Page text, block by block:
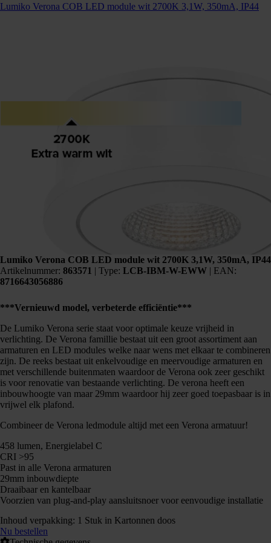
Lumiko Verona COB LED module wit 2700K 3,1W, 350mA, IP44
Lumiko Verona COB LED module wit 2700K 3,1W, 350mA, IP44
Artikelnummer: 863571 | Type: LCB-IBM-W-EWW | EAN:
8716643056886
***Vernieuwd model, verbeterde efficiëntie***
De Lumiko Verona serie staat voor optimale keuze vrijheid in
verlichting. De Verona famillie bestaat uit een groot assortiment aan
armaturen en LED modules welke naar wens met elkaar te combineren
zijn. De reeks bestaat uit enkelvoudige en meervoudige armaturen en
met verschillende buitenmaten waardoor de Verona ook zeer geschikt
is voor renovatie van bestaande verlichting. De verona heeft een
inbouwhoogte van maar 29mm waardoor hij zeer goed toepasbaar is in
vrijwel elk plafond.
Combineer de Verona ledmodule altijd met een Verona armatuur!
458 lumen, Energielabel C
CRI >95
Past in alle Verona armaturen
29mm inbouwdiepte
Draaibaar en kantelbaar
Voorzien van plug-and-play aansluitsnoer voor eenvoudige installatie
Inhoud verpakking: 1 Stuk in Kartonnen doos
Nu bestellen